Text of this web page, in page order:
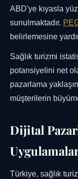
ABD'ye kıyasla
sunulmaktadır.
belirlemesine
Sağlık turizmi
potansiyelini net
pazarlama
müşterilerin
Dijital
Türkiye, sağlık